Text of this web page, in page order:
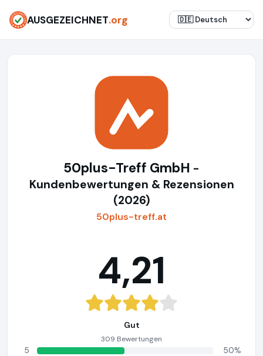
AUSGEZEICHNET.org
50plus-Treff GmbH -
Kundenbewertungen & Rezensionen
(2026)
50plus-treff.at
4,21
Gut
309 Bewertungen
5
50%